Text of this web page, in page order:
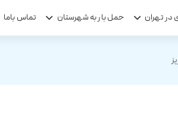
در تهران حمل بار به شهرستان تماس باما